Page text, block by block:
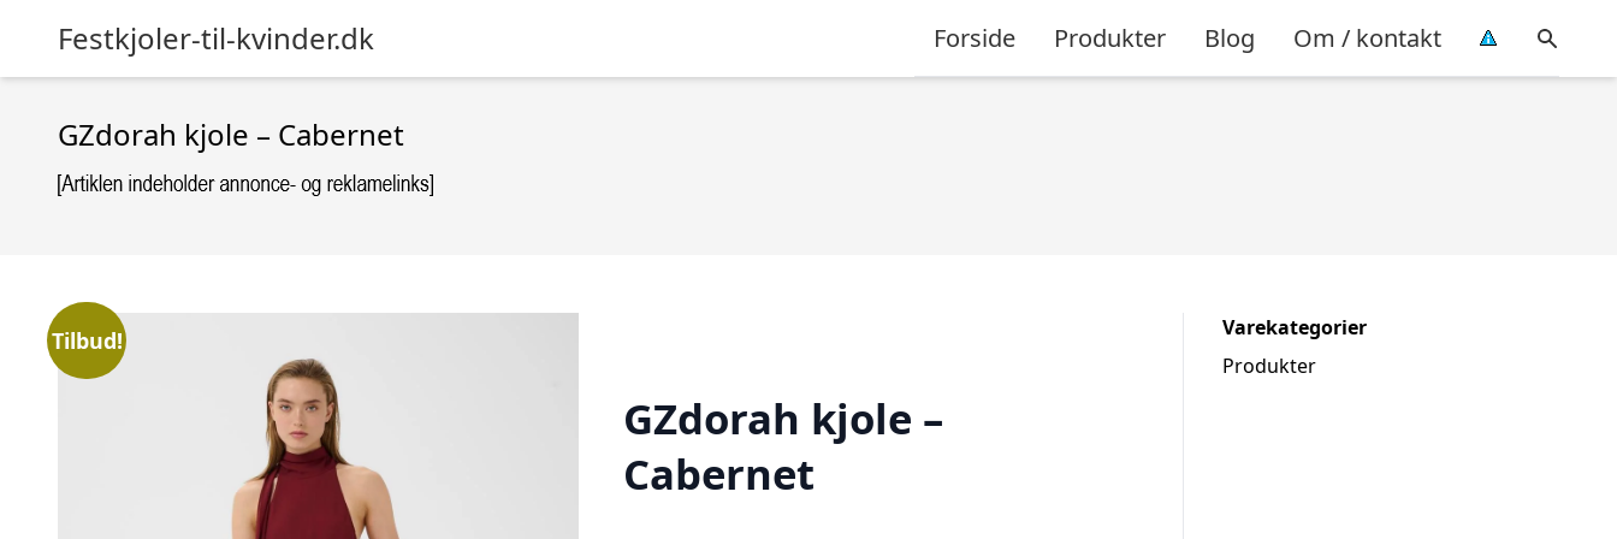
Festkjoler-til-kvinder.dk Forside Produkter Blog Om / kontakt
GZdorah kjole – Cabernet
Tilbud!
GZdorah kjole –
Cabernet
Varekategorier
Produkter